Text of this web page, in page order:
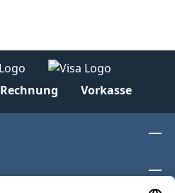
Rechnung Vorkasse